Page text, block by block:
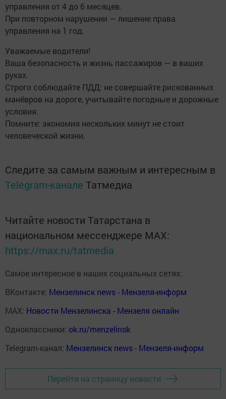
управления от 4 до 6 месяцев.
При повторном нарушении — лишение права
управления на 1 год.
Уважаемые водители!
Ваша безопасность и жизнь пассажиров — в ваших
руках.
Строго соблюдайте ПДД: не совершайте рискованных
манёвров на дороге, учитывайте погодные и дорожные
условия.
Помните: экономия нескольких минут не стоит
человеческой жизни.
Следите за самым важным и интересным в
Telegram-канале Татмедиа
Читайте новости Татарстана в
национальном мессенджере MАХ:
https://max.ru/tatmedia
Самое интересное в наших социальных сетях:
ВКонтакте: Мензелинск news - Мензеля-информ
MAX: Новости Мензелинска - Мензеля онлайн
Одноклассники: ok.ru/menzelinsk
Telegram-канал: Мензелинск news - Мензеля-информ
Перейти на страницу новости